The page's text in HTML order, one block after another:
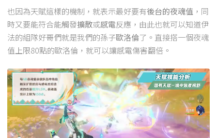
也因為天賦這樣的機制，就表示最好要有後台的夜魂值 ，同
時又要能符合能觸發擴散或感電反應，由此也就可以知道伊
法的組隊好哥們就是我們的孫子歐洛倫了。直接搭一個夜魂
值上限80點的歐洛倫，就可以讓感電傷害翻倍。